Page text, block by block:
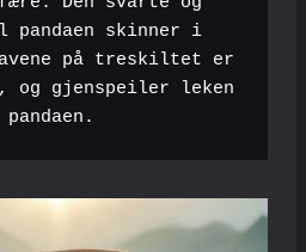
skinner i
på treskiltet er
og gjenspeiler leken